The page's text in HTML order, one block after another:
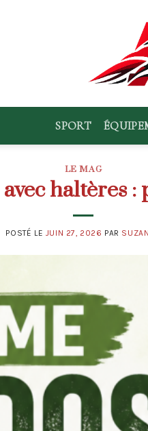
SPORT
LE MAG
haltères :
POSTÉ LE JUIN 27, 2026 PAR